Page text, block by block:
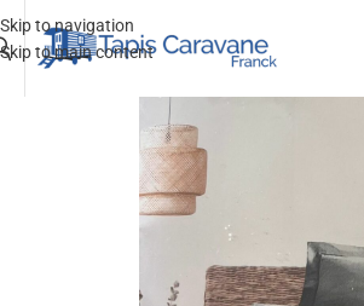
Skip to navigation
Skip to main content